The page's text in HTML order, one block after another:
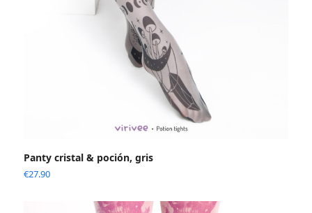
Panty cristal & poción, gris
€27.90